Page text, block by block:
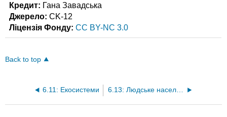
Кредит: Гана Завадська
Джерело: CK-12
Ліцензія Фонду: CC BY-NC 3.0
Back to top
6.11: Екосистеми 6.13: Людське населення